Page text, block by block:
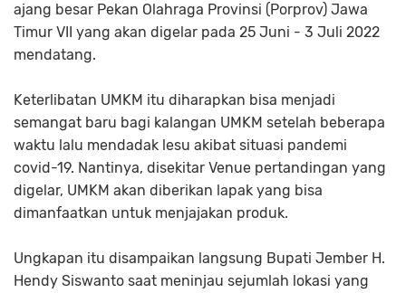
ajang besar Pekan Olahraga Provinsi (Porprov) Jawa
Timur VII yang akan digelar pada 25 Juni - 3 Juli 2022
mendatang.
Keterlibatan UMKM itu diharapkan bisa menjadi
semangat baru bagi kalangan UMKM setelah beberapa
waktu lalu mendadak lesu akibat situasi pandemi
covid-19. Nantinya, disekitar Venue pertandingan yang
digelar, UMKM akan diberikan lapak yang bisa
dimanfaatkan untuk menjajakan produk.
Ungkapan itu disampaikan langsung Bupati Jember H.
Hendy Siswanto saat meninjau sejumlah lokasi yang